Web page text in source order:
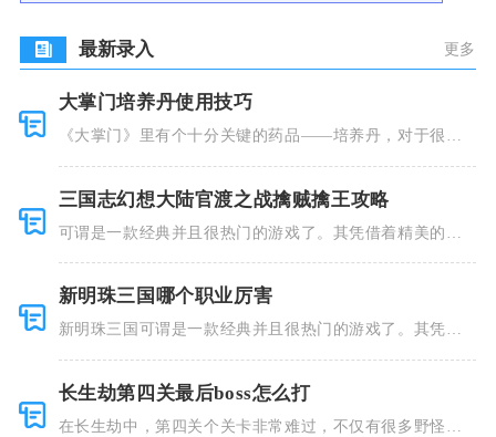
最新录入 更多
大掌门培养丹使用技巧
《大掌门》里有个十分关键的药品——培养丹，对于很多
三国志幻想大陆官渡之战擒贼擒王攻略
可谓是一款经典并且很热门的游戏了。其凭借着精美的画
新明珠三国哪个职业厉害
新明珠三国可谓是一款经典并且很热门的游戏了。其凭借
长生劫第四关最后boss怎么打
在长生劫中，第四关个关卡非常难过，不仅有很多野怪，